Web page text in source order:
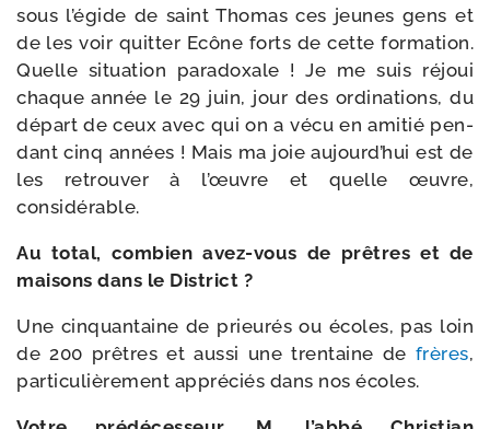
sous l’égide de saint Thomas ces jeunes gens et
de les voir quit­ter Ecône forts de cette for­ma­tion.
Quelle situa­tion para­doxale ! Je me suis réjoui
chaque année le 29 juin, jour des ordi­na­tions, du
départ de ceux avec qui on a vécu en ami­tié pen­
dant cinq années ! Mais ma joie aujourd’hui est de
les retrou­ver à l’œuvre et quelle œuvre,
considérable.
Au total, com­bien avez-​vous de prêtres et de
mai­sons dans le District ?
Une cin­quan­taine de prieu­rés ou écoles, pas loin
de 200 prêtres et aus­si une tren­taine de frères,
par­ti­cu­liè­re­ment appré­ciés dans nos écoles.